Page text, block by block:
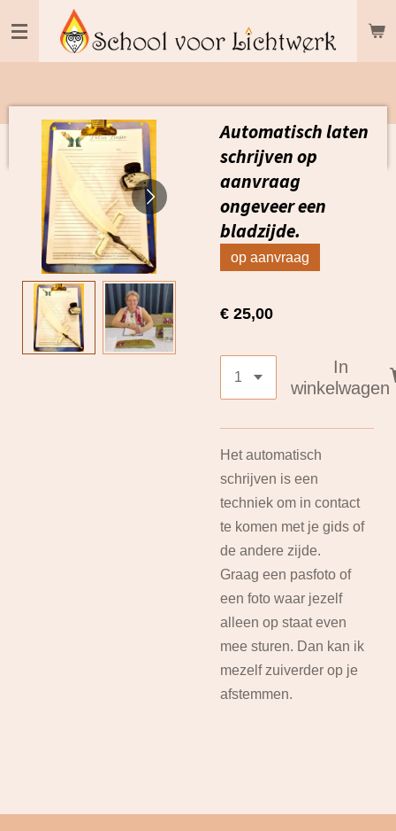
direct
Automatisch laten
schrijven op
aanvraag
ongeveer een
bladzijde.
op aanvraag
€ 25,00
In
winkelwagen
Het automatisch
schrijven is een
techniek om in contact
te komen met je gids of
de andere zijde.
Graag een pasfoto of
een foto waar jezelf
alleen op staat even
mee sturen. Dan kan ik
mezelf zuiverder op je
afstemmen.